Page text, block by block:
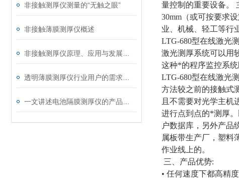
非接触测厚仪测量的“无触之眼”
非接触薄膜测厚仪概述
量控制的重要设备。
30mm（或可按要求
业、机械、轻工等行
LTG-680型在线激光
激光测厚系统可以用
这种*的程序监控系
LTG-680型在线激光
方法较之前的接触式
且不需要对光学主机
进行点到点的*测厚
户数据库，另外产品
属板带生产厂，塑料
作业线上的。
三、产品优势:
• 任何速度下都高精度